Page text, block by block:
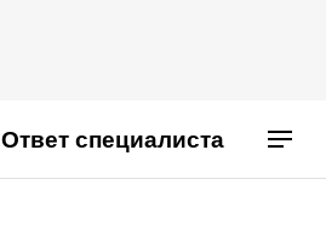
Ответ специалиста